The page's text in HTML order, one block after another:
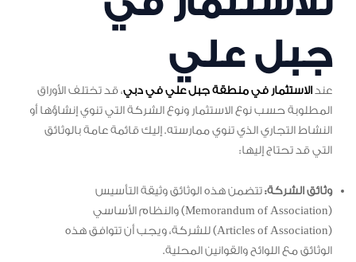
جبل علي
عند الاستثمار في منطقة جبل علي في دبي، قد تختلف الأوراق
المطلوبة حسب نوع الاستثمار ونوع الشركة التي تنوي إنشاؤها أو
النشاط التجاري الذي تنوي ممارسته. إليك قائمة عامة بالوثائق
التي قد تحتاج إليها:
وثائق الشركة:تتضمن هذه الوثائق وثيقة التأسيس
(Memorandum of Association) والنظام الأساسي
(Articles of Association) للشركة، ويجب أن تتوافق هذه
الوثائق مع اللوائح والقوانين المحلية.